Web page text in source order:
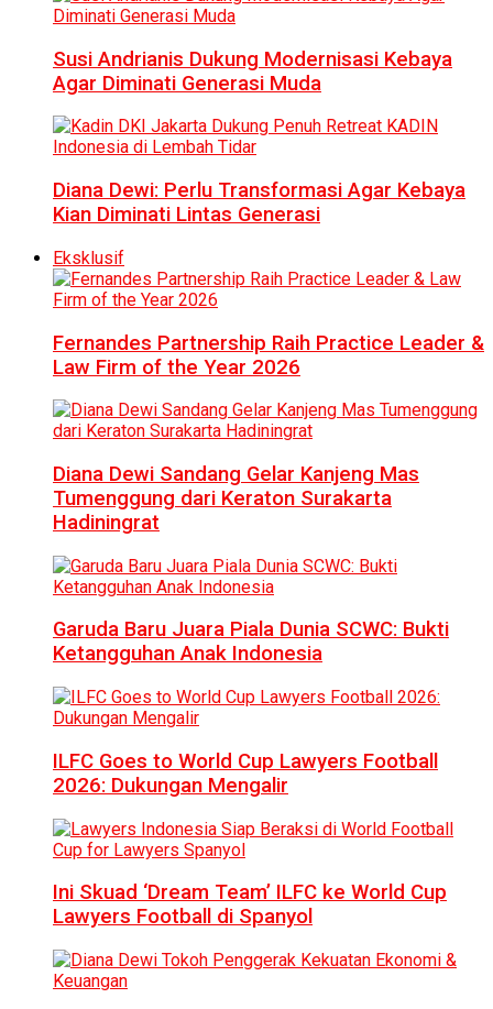
Susi Andrianis Dukung Modernisasi Kebaya
Agar Diminati Generasi Muda
Diana Dewi: Perlu Transformasi Agar Kebaya
Kian Diminati Lintas Generasi
Eksklusif
Fernandes Partnership Raih Practice Leader &
Law Firm of the Year 2026
Diana Dewi Sandang Gelar Kanjeng Mas
Tumenggung dari Keraton Surakarta
Hadiningrat
Garuda Baru Juara Piala Dunia SCWC: Bukti
Ketangguhan Anak Indonesia
ILFC Goes to World Cup Lawyers Football
2026: Dukungan Mengalir
Ini Skuad ‘Dream Team’ ILFC ke World Cup
Lawyers Football di Spanyol